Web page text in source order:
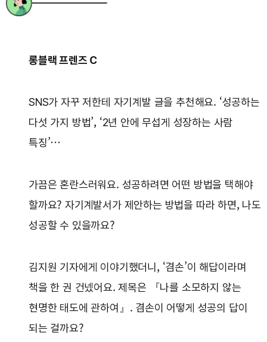
롱블랙 프렌즈 C
SNS가 자꾸 저한테 자기계발 글을 추천해요. ‘성공하는
다섯 가지 방법’, ‘2년 안에 무섭게 성장하는 사람
특징’…
가끔은 혼란스러워요. 성공하려면 어떤 방법을 택해야
할까요? 자기계발서가 제안하는 방법을 따라 하면, 나도
성공할 수 있을까요?
김지원 기자에게 이야기했더니, ‘겸손’이 해답이라며
책을 한 권 건넸어요. 제목은 『나를 소모하지 않는
현명한 태도에 관하여』. 겸손이 어떻게 성공의 답이
되는 걸까요?